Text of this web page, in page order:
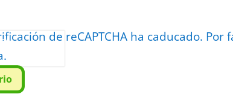
de reCAPTCHA ha caducado. Por